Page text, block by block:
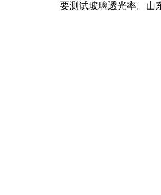
要测试玻璃透光率。山